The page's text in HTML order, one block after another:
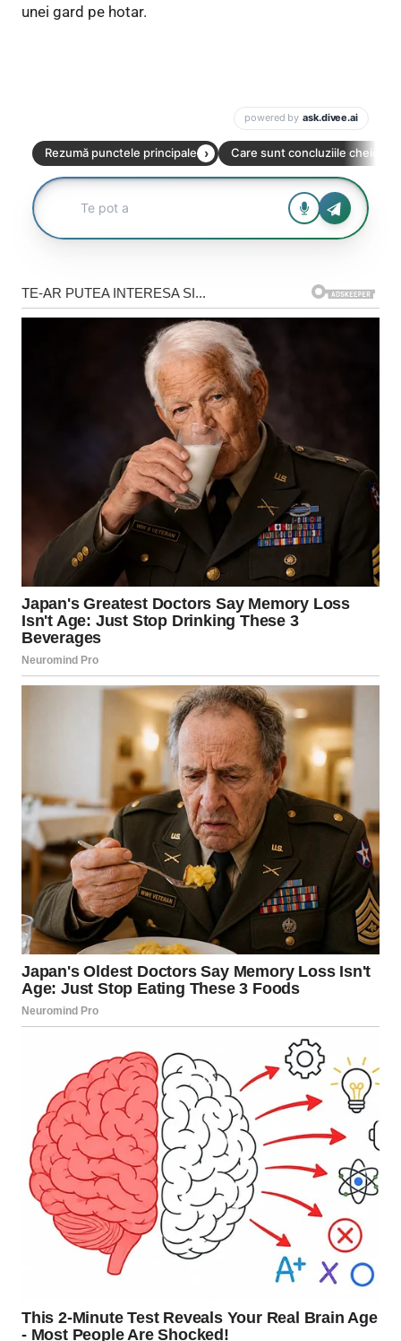
unei gard pe hotar.